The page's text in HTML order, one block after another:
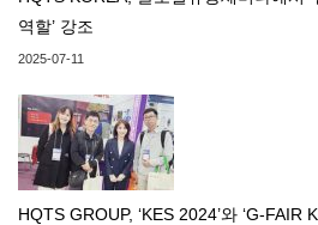
역할’ 강조
2025-07-11
HQTS GROUP, ‘KES 2024’와 ‘G-FAIR